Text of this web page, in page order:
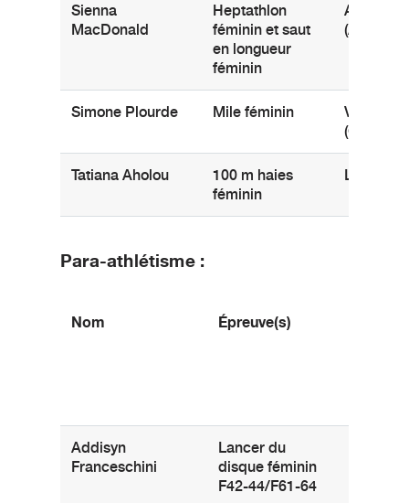
Sienna
MacDonald
Heptathlon
féminin et saut
en longueur
féminin
Airdrie
(Alberta)
Simone Plourde Mile féminin
Verdun
(Québec)
Tatiana Aholou
100 m haies
féminin
Laval
Para-athlétisme :
Nom Épreuve(s)
Addisyn
Franceschini
Lancer du
disque féminin
F42-44/F61-64